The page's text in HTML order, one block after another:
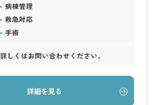
病棟管理
救急対応
手術
詳しくはお問い合わせください。
詳細を見る